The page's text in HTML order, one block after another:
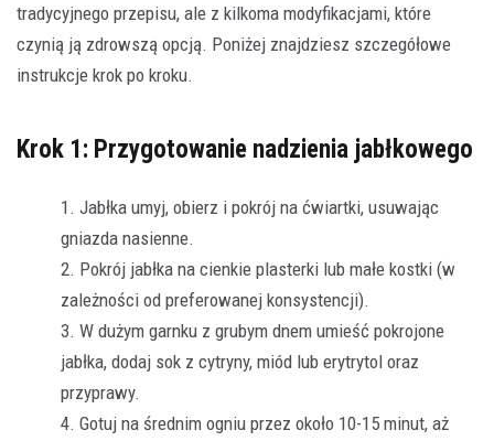
tradycyjnego przepisu, ale z kilkoma modyfikacjami, które
czynią ją zdrowszą opcją. Poniżej znajdziesz szczegółowe
instrukcje krok po kroku.
Krok 1: Przygotowanie nadzienia jabłkowego
Jabłka umyj, obierz i pokrój na ćwiartki, usuwając
gniazda nasienne.
Pokrój jabłka na cienkie plasterki lub małe kostki (w
zależności od preferowanej konsystencji).
W dużym garnku z grubym dnem umieść pokrojone
jabłka, dodaj sok z cytryny, miód lub erytrytol oraz
przyprawy.
Gotuj na średnim ogniu przez około 10-15 minut, aż